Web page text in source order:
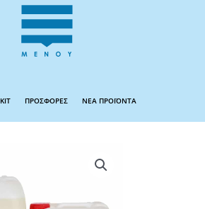
Menu
KIT ΠΡΟΣΦΟΡΕΣ ΝΕΑ ΠΡΟΪΟΝΤΑ